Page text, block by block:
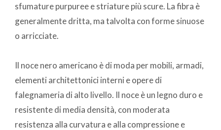
sfumature purpuree e striature più scure. La fibra è
generalmente dritta, ma talvolta con forme sinuose
o arricciate.
Il noce nero americano è di moda per mobili, armadi,
elementi architettonici interni e opere di
falegnameria di alto livello. Il noce è un legno duro e
resistente di media densità, con moderata
resistenza alla curvatura e alla compressione e